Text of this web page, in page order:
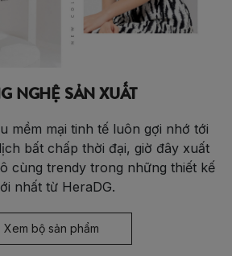
NGHỆ SẢN XUẤT
mềm mại tinh tế luôn gợi nhớ tới
bất chấp thời đại, giờ đây xuất
cùng trendy trong những thiết kế
nhất từ HeraDG.
Xem bộ sản phẩm